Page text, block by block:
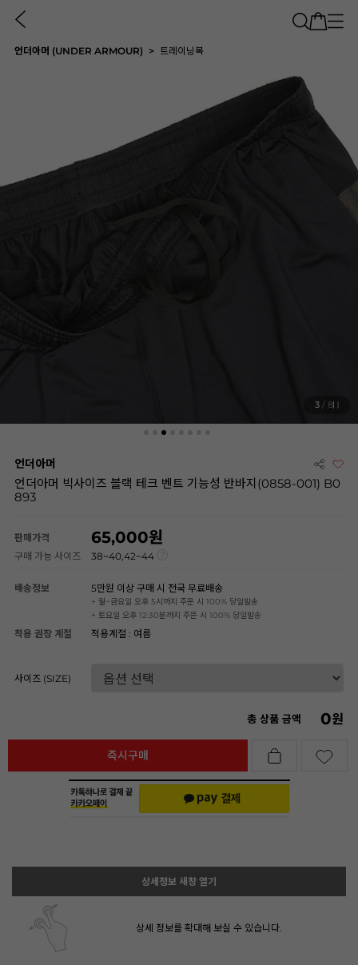
언더아머 (UNDER ARMOUR) 트레이닝복
3 / 8
언더아머
언더아머 빅사이즈 블랙 테크 벤트 기능성 반바지(0858-001) B0
893
판매가격 65,000
구매 가능 사이즈 38~40,42~44
배송정보 5만원 이상 구매 시 전국 무료배송
+ 월~금요일 오후 5시까지 주문 시 100% 당일발송
+ 토요일 오후 12:30분까지 주문 시 100% 당일발송
착용 권장 계절 적용계절 : 여름
사이즈 (SIZE)
총 상품 금액 0원
즉시구매
상세정보 새창 열기
상세 정보를 확대해 보실 수 있습니다.